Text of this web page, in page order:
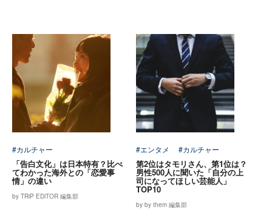
#カルチャー
「告白文化」は日本特有？比べ
てわかった海外との「恋愛事
情」の違い
by TRiP EDiTOR 編集部
#エンタメ #カルチャー
第2位はタモリさん、第1位は？
男性500人に聞いた「自分の上
司になってほしい芸能人」
TOP10
by by them 編集部